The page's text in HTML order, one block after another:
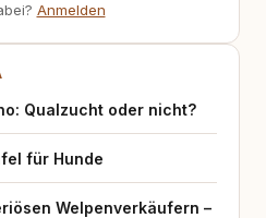
Anmelden
Qualzucht oder nicht?
für Hunde
Welpenverkäufern –